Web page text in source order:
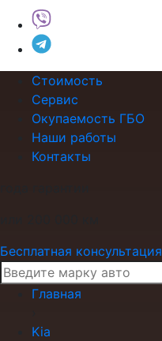
Стоимость
Сервис
Окупаемость ГБО
Наши работы
Контакты
Бесплатная консультация
Главная
Kia